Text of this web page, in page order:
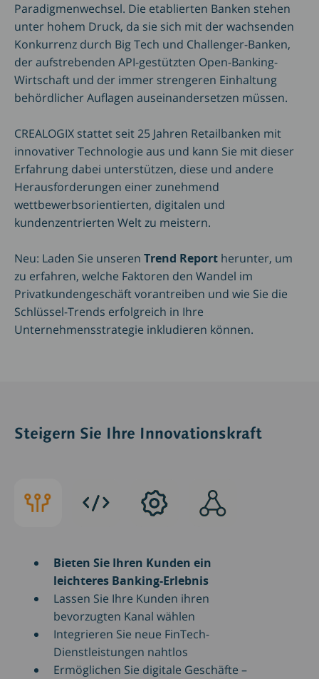
Paradigmenwechsel. Die etablierten Banken stehen
unter hohem Druck, da sie sich mit der wachsenden
Konkurrenz durch Big Tech und Challenger-Banken,
der aufstrebenden API-gestützten Open-Banking-
Wirtschaft und der immer strengeren Einhaltung
behördlicher Auflagen auseinandersetzen müssen.
CREALOGIX stattet seit 25 Jahren Retailbanken mit
innovativer Technologie aus und kann Sie mit dieser
Erfahrung dabei unterstützen, diese und andere
Herausforderungen einer zunehmend
wettbewerbsorientierten, digitalen und
kundenzentrierten Welt zu meistern.
Neu: Laden Sie unseren Trend Report herunter, um
zu erfahren, welche Faktoren den Wandel im
Privatkundengeschäft vorantreiben und wie Sie die
Schlüssel-Trends erfolgreich in Ihre
Unternehmensstrategie inkludieren können.
Steigern Sie Ihre Innovationskraft
Bieten Sie Ihren Kunden ein
leichteres Banking-Erlebnis
Lassen Sie Ihre Kunden ihren
bevorzugten Kanal wählen
Integrieren Sie neue FinTech-
Dienstleistungen nahtlos
Ermöglichen Sie digitale Geschäfte –
Steigern
Sie
Porttitor
at
Praesent
sapien
Proin
eget